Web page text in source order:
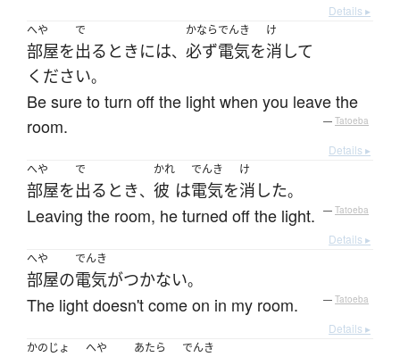
Details ▸
へや
部屋を
で
出る ときには、
かなら
必ず
でんき
電気を
け
消して
ください。
Be sure to turn off the light when you leave the
room.
— Tatoeba
Details ▸
へや
部屋を
で
出る とき、
かれ
彼 は
でんき
電気を
け
消した。
Leaving the room, he turned off the light. — Tatoeba
Details ▸
へや
部屋の
でんき
電気がつかない。
The light doesn't come on in my room. — Tatoeba
Details ▸
かのじょ
へや あたら でんき